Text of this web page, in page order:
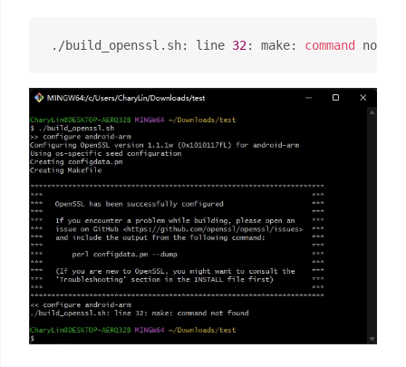
./build_openssl.sh: line 32: make: command